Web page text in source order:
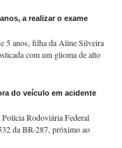
a realizar o exame
5 anos, filha da Aline Silveira
com um glioma de alto
do veículo em acidente
Rodoviária Federal
da BR-287, próximo ao